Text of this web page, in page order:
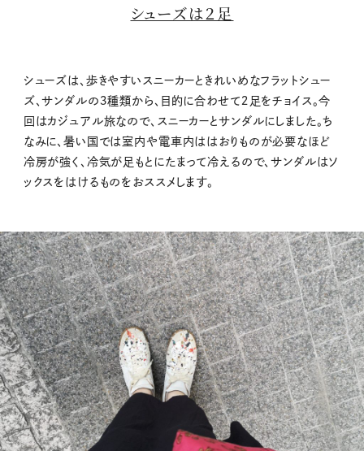
シューズは２足
シューズは、歩きやすいスニーカーときれいめなフラットシュー
ズ、サンダルの３種類から、目的に合わせて２足をチョイス。今
回はカジュアル旅なので、スニーカーとサンダルにしました。ち
なみに、暑い国では室内や電車内ははおりものが必要なほど
冷房が強く、冷気が足もとにたまって冷えるので、サンダルはソ
ックスをはけるものをおススメします。